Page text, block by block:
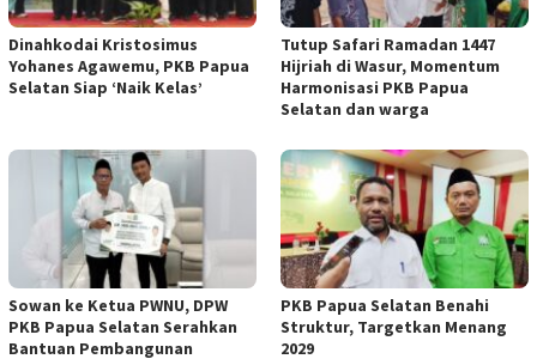
Dinahkodai Kristosimus
Yohanes Agawemu, PKB Papua
Selatan Siap ‘Naik Kelas’
Tutup Safari Ramadan 1447
Hijriah di Wasur, Momentum
Harmonisasi PKB Papua
Selatan dan warga
Sowan ke Ketua PWNU, DPW
PKB Papua Selatan Serahkan
Bantuan Pembangunan
PKB Papua Selatan Benahi
Struktur, Targetkan Menang
2029